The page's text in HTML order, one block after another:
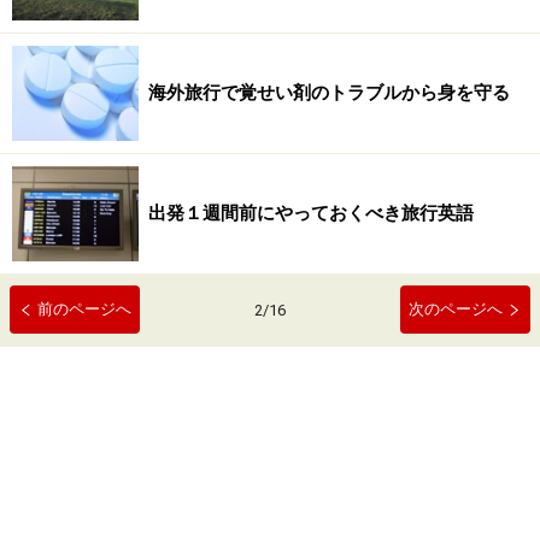
海外旅行で覚せい剤のトラブルから身を守る
出発１週間前にやっておくべき旅行英語
前のページへ 2/16 次のページへ